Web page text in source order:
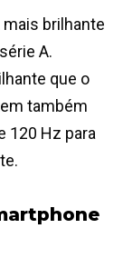
brilhante
A.
que o
também
120 Hz para